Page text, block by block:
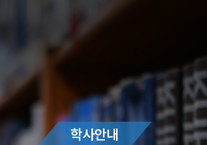
학사안내